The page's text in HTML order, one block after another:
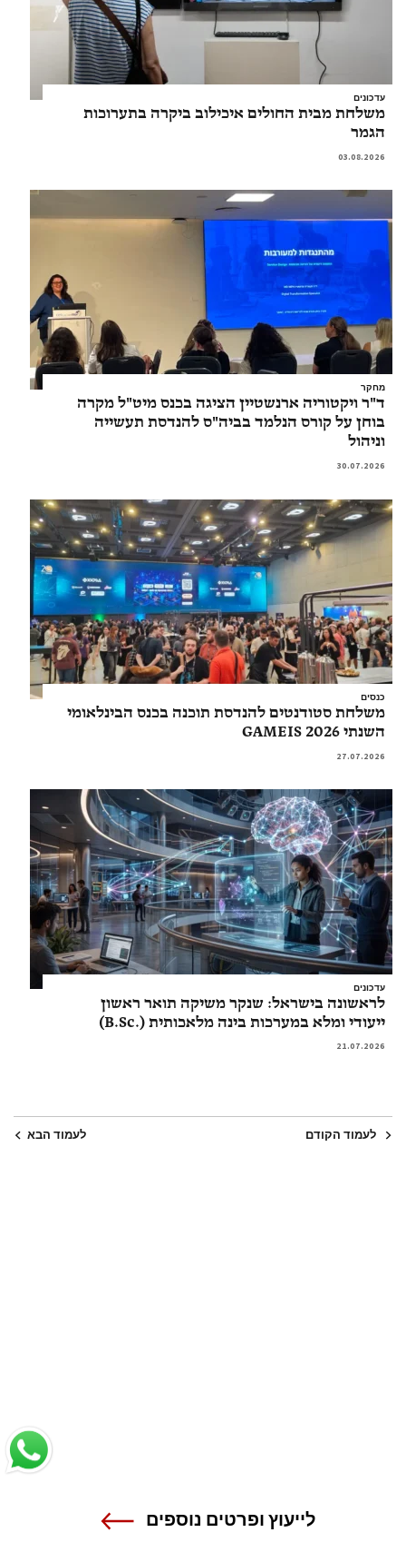
עדכונים
משלחת מבית החולים איכילוב ביקרה בתערוכות
הגמר
03.08.2026
מחקר
ד"ר ויקטוריה ארנשטיין הציגה בכנס מיט"ל מקרה
בוחן על קורס הנלמד בביה"ס להנדסת תעשייה
וניהול
30.07.2026
כנסים
משלחת סטודנטים להנדסת תוכנה בכנס הבינלאומי
השנתי GAMEIS 2026
27.07.2026
עדכונים
לראשונה בישראל: שנקר משיקה תואר ראשון
ייעודי ומלא במערכות בינה מלאכותית (.B.Sc)
21.07.2026
לעמוד הקודם לעמוד הבא
לייעוץ ופרטים נוספים